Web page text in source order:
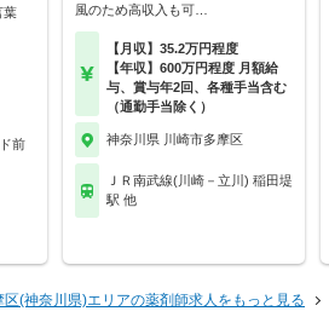
葉
前
風のため高収入も可…
【月収】35.2万円程度
【年収】600万円程度 月額給
与、賞与年2回、各種手当含む
（通勤手当除く）
神奈川県 川崎市多摩区
ＪＲ南武線(川崎－立川) 稲田堤
駅 他
区(神奈川県)エリアの薬剤師求人をもっと見る